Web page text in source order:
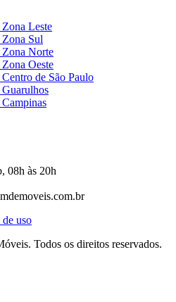
Zona Leste
Zona Sul
Zona Norte
Zona Oeste
Centro de São Paulo
Guarulhos
Campinas
08h às 20h
de uso
. Todos os direitos reservados.